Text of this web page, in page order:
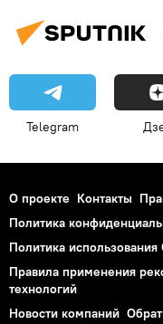
Telegram
О проекте Контакты
Политика
Политика использования
Правила применения
технологий
Новости компаний